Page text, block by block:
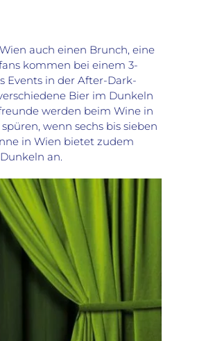
auch einen Brunch, eine
kommen bei einem 3-
Events in der After-Dark-
Bier im Dunkeln
werden beim Wine in
wenn sechs bis sieben
in Wien bietet zudem
an.